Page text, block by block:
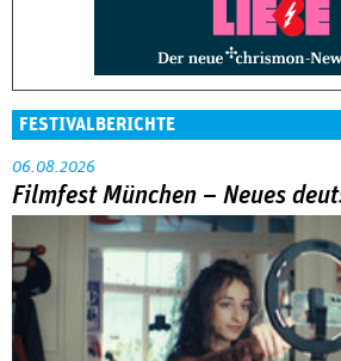
FESTIVALBERICHTE
06.08.2026
Filmfest München – Neues